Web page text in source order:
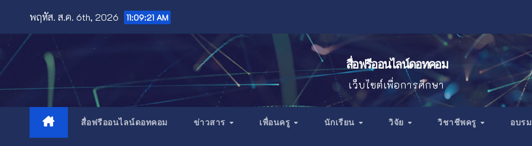
content
พฤหัส. ส.ค. 6th, 2026 11:09:22 AM
สื่อฟรีออนไลน์ดอทคอม
เว็บไซต์เพื่อการศึกษา
สื่อฟรีออนไลน์ดอทคอม ข่าวสาร เพื่อนครู นักเรียน วิจัย วิชาชีพครู อบรม